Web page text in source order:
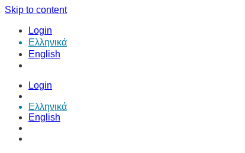
Skip to content
Login
Ελληνικά
English
Login
Ελληνικά
English